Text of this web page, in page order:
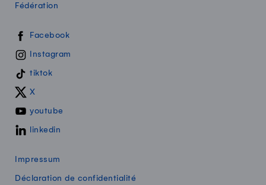
Fédération
Swissmilk sur les réseaux sociaux
Facebook
Instagram
tiktok
X
youtube
linkedin
Impressum
Déclaration de confidentialité